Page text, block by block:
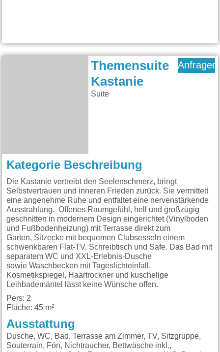
Themensuite
Kastanie
Suite
Anfragen
Kategorie Beschreibung
Die Kastanie vertreibt den Seelenschmerz, bringt
Selbstvertrauen und inneren Frieden zurück. Sie vermittelt
eine angenehme Ruhe und entfaltet eine nervenstärkende
Ausstrahlung. Offenes Raumgefühl, hell und großzügig
geschnitten in modernem Design eingerichtet (Vinylboden
und Fußbodenheizung) mit Terrasse direkt zum
Garten, Sitzecke mit bequemen Clubsesseln einem
schwenkbaren Flat-TV, Schreibtisch und Safe. Das Bad mit
separatem WC und XXL-Erlebnis-Dusche
sowie Waschbecken mit Tageslichteinfall,
Kosmetikspiegel, Haartrockner und kuschelige
Leihbademäntel lässt keine Wünsche offen.
Pers: 2
Fläche: 45 m²
Ausstattung
Dusche, WC, Bad, Terrasse am Zimmer, TV, Sitzgruppe,
Souterrain, Fön, Nichtraucher, Bettwäsche inkl.,